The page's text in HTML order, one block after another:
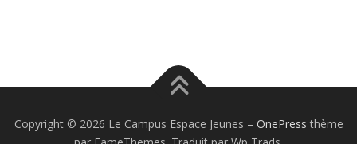
Copyright © 2026 Le Campus Espace Jeunes – OnePress thème